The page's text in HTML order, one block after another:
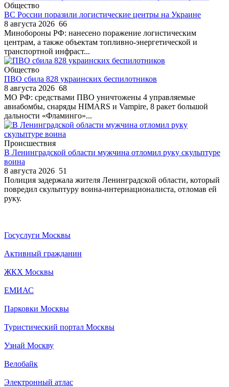
Общество
ВС России поразили логистические центры на Украине
8 августа 2026 66
Минобороны РФ: нанесено поражение логистическим
центрам, а также объектам топливно-энергетической и
транспортной инфраст...
Общество
ПВО сбила 828 украинских беспилотников
8 августа 2026 68
МО РФ: средствами ПВО уничтожены 4 управляемые
авиабомбы, снаряды HIMARS и Vampire, 8 ракет большой
дальности «Фламинго»...
Происшествия
В Ленинградской области мужчина отломил руку скульптуре
воина
8 августа 2026 51
Полиция задержала жителя Ленинградской области, который
повредил скульптуру воина-интернационалиста, отломав ей
руку.
Госуслуги Москвы
Активный гражданин
ЖКХ Москвы
ЕМИАС
Парковки Москвы
Туристический портал Москвы
Узнай Москву
Велобайк
Электронный атлас